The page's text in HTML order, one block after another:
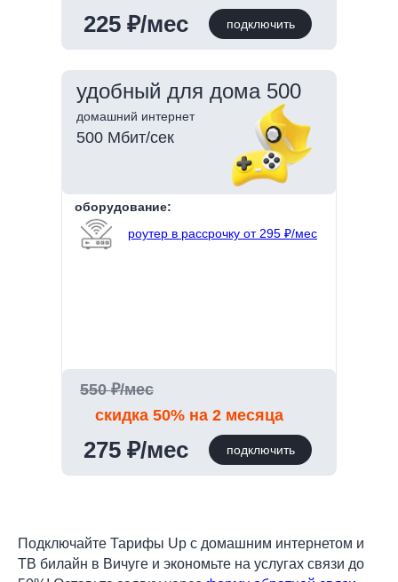
225 ₽/мес подключить
домашний интернет
500 Мбит/сек
275 ₽/мес
550 ₽/мес
скидка 50% на 2 месяца
роутер в рассрочку от 295 ₽/мес
оборудование:
подключить
удобный для дома 500
Подключайте Тарифы Up с домашним интернетом и
ТВ билайн в Вичуге и экономьте на услугах связи до